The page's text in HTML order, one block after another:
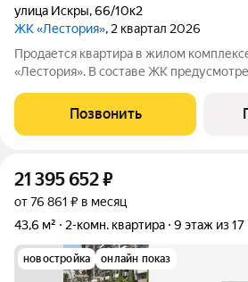
улица Искры,66/10к2
ЖК «Лестория», 2 квартал 2026
Продается квартира в жилом
«Лестория». В составе ЖК
подогреваемыми бассейнами, что
бизнес-класса. Аквазона объединяет
Позвонить
21 395 652₽
от 76 861 ₽ в месяц
43,6 м²
2-комн. квартира 9 этаж из 17
новостройка онлайн показ